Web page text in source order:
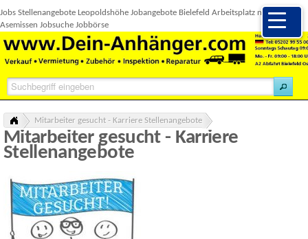
Jobs Stellenangebote Leopoldshöhe Jobangebote Bielefeld Arbeitsplatz neue Arbeit
Asemissen Jobsuche Jobbörse
Mitarbeiter gesucht - Karriere Stellenangebote
Mitarbeiter gesucht - Karriere
Stellenangebote